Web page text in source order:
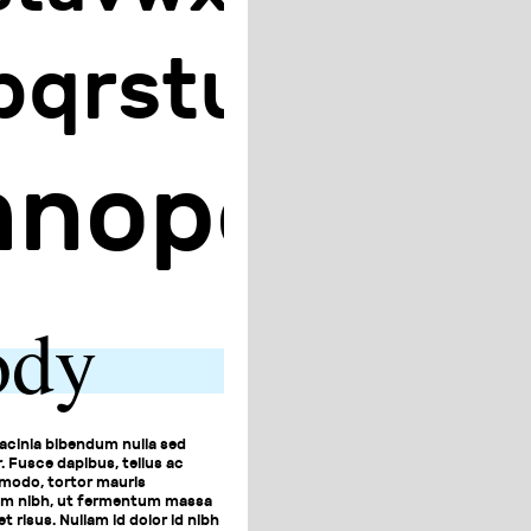
bibendum nulla sed
dapibus, tellus ac
tortor mauris
nibh, ut fermentum massa
risus. Nullam id dolor id nibh